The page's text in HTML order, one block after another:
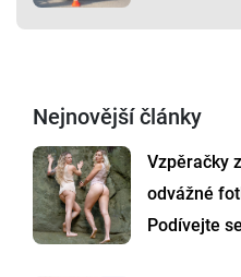
Nejnovější články
Vzpěračky
odvážné
Podívejte se